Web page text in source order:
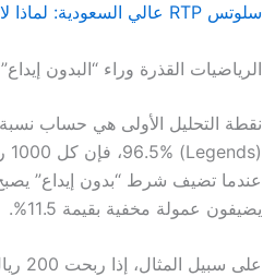
سلوتس RTP عالي السعودية: لماذا لا يساوي كل ما يُوعدك به أحد
الرياضيات القذرة وراء “البدون إيداع”
يضيفون عمولة مخفية بقيمة 11.5%.